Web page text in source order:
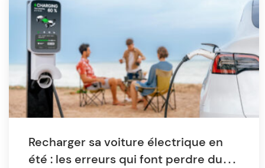
Recharger sa voiture électrique en
été : les erreurs qui font perdre du